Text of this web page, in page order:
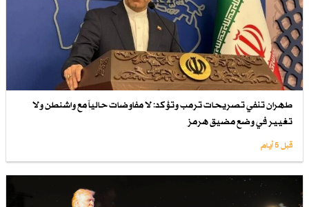
طهران تنفي تصريحات ترمب وتؤكد: لا مفاوضات حالياً مع واشنطن ولا
تغيير في وضع مضيق هرمز
قبل 5 أيام